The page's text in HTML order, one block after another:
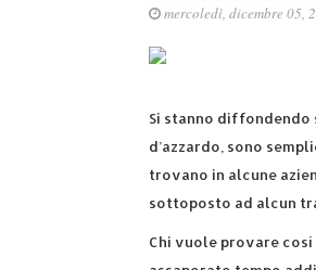
mercoledì, dicembre 05,
Si stanno diffondendo
d’azzardo, sono
trovano in alcune
sottoposto ad alcun
Chi vuole provare